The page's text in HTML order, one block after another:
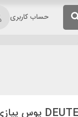
حساب کاربری